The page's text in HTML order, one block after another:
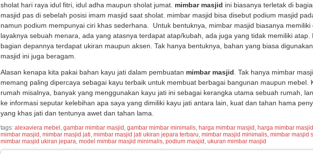
sholat hari raya idul fitri, idul adha maupun sholat jumat. mimbar masjid ini biasanya terletak di
masjid pas di sebelah posisi imam masjid saat sholat. mimbar masjid bisa disebut podium masjid
namun podium mempunyai ciri khas sederhana. Untuk bentuknya, mimbar masjid biasanya memiliki
layaknya sebuah menara, ada yang atasnya terdapat atap/kubah, ada juga yang tidak memiliki atap.
bagian depannya terdapat ukiran maupun aksen. Tak hanya bentuknya, bahan yang biasa
masjid ini juga beragam.
Alasan kenapa kita pakai bahan kayu jati dalam pembuatan mimbar masjid . Tak hanya mimbar
memang paling dipercaya sebagai kayu terbaik untuk membuat berbagai bangunan maupun mebel.
rumah misalnya, banyak yang menggunakan kayu jati ini sebagai kerangka utama sebuah rumah,
ke informasi seputar kelebihan apa saya yang dimiliki kayu jati antara lain, kuat dan tahan hama
yang khas jati dan tentunya awet dan tahan lama.
tags: alexaviera mebel gambar mimbar masjid gambar mimbar minimalis harga mimbar masjid harga mimbar
mimbar masjid mimbar masjid jati mimbar masjid jati ukiran jepara terbaru mimbar masjid minimalis mimbar masjid
mimbar masjid ukiran jepara model mimbar masjid minimalis podium masjid ukuran mimbar masjid